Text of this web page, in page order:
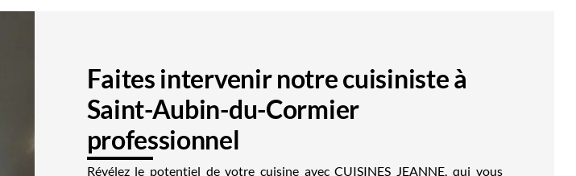
Faites intervenir notre cuisiniste à
Saint-Aubin-du-Cormier
professionnel
Révélez le potentiel de votre cuisine avec CUISINES JEANNE, qui vous